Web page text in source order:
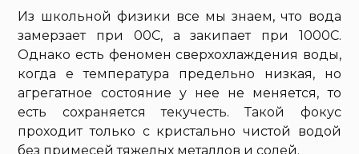
Из школьной физики все мы знаем, что вода
замерзает при 00С, а закипает при 1000С.
Однако есть феномен сверхохлаждения воды,
когда е температура предельно низкая, но
агрегатное состояние у нее не меняется, то
есть сохраняется текучесть. Такой фокус
проходит только с кристально чистой водой
без примесей тяжелых металлов и солей.